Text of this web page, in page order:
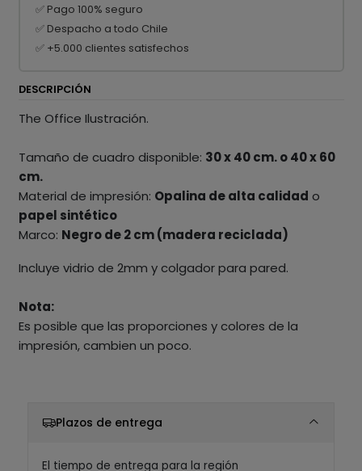
✅ Pago 100% seguro
✅ Despacho a todo Chile
✅ +5.000 clientes satisfechos
DESCRIPCIÓN
The Office Ilustración.
Tamaño de cuadro disponible: 30 x 40 cm. o 40 x 60
cm.
Material de impresión: Opalina de alta calidad o
papel sintético
Marco: Negro de 2 cm (madera reciclada)
Incluye vidrio de 2mm y colgador para pared.
Nota:
Es posible que las proporciones y colores de la
impresión, cambien un poco.
Plazos de entrega
El tiempo de entrega para la región